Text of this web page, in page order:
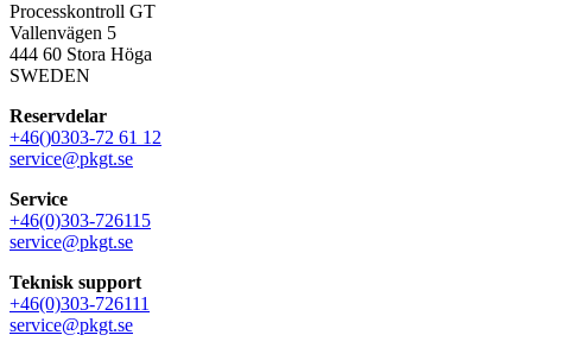
Processkontroll GT
Vallenvägen 5
444 60 Stora Höga
SWEDEN
Reservdelar
+46()0303-72 61 12
service@pkgt.se
Service
+46(0)303-726115
service@pkgt.se
Teknisk support
+46(0)303-726111
service@pkgt.se